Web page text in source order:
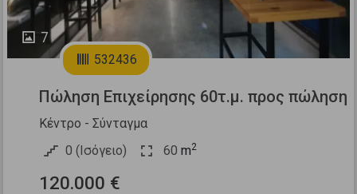
7
532436
Πώληση Επιχείρησης 60τ.μ. προς πώληση
Κέντρο - Σύνταγμα
0 (Ισόγειο)
60 m2
120.000 €